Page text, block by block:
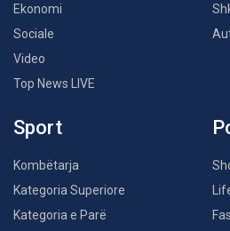
Ekonomi
Sociale
Video
Top News LIVE
Sport
Kombëtarja
Kategoria Superiore
Kategoria e Parë